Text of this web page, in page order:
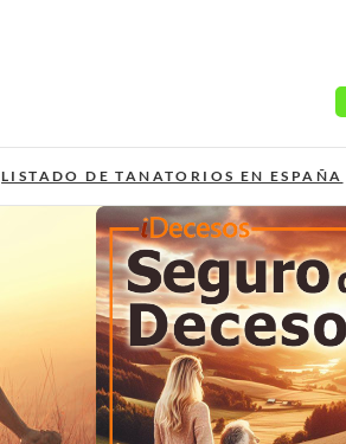
LISTADO DE TANATORIOS EN ESPAÑA